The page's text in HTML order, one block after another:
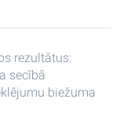
rezultātus:
secībā
biežuma